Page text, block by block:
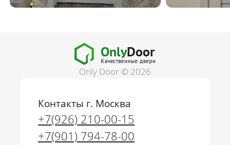
Only Door © 2026
Контакты г. Москва
+7(926) 210-00-15
+7(901) 794-78-00